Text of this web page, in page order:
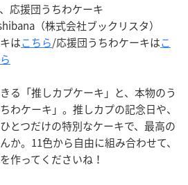
応援団うちわケーキ
（株式会社ブックリスタ）
はこちら/応援団うちわケーキはこ
る「推しカプケーキ」と、本物のう
わケーキ」。推しカプの記念日や、
とつだけの特別なケーキで、最高の
か。11色から自由に組み合わせて、
作ってくださいね！